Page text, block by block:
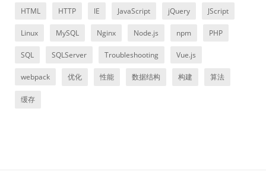
HTML HTTP IE JavaScript jQuery JScript
Linux MySQL Nginx Node.js npm PHP
SQL SQLServer Troubleshooting Vue.js
webpack 优化 性能 数据结构 构建 算法
缓存